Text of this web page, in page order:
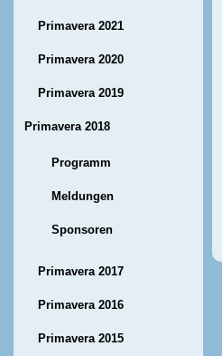
Primavera 2021
Primavera 2020
Primavera 2019
Primavera 2018
Programm
Meldungen
Sponsoren
Primavera 2017
Primavera 2016
Primavera 2015